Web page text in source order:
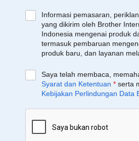
Informasi pemasaran,
yang dikirim oleh Brother
Indonesia mengenai produk
termasuk pembaruan
produk baru, dan layanan
Saya telah membaca,
Syarat dan Ketentuan * serta
Kebijakan Perlindungan Data